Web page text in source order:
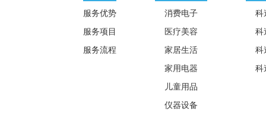
服务优势
服务项目
服务流程
消费电子
医疗美容
家居生活
家用电器
儿童用品
仪器设备
科
科
科
科